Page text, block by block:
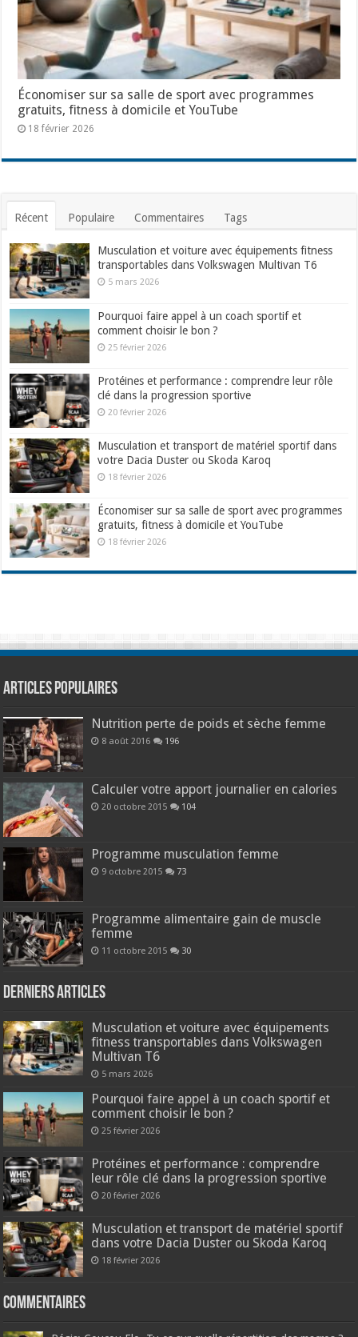
Économiser sur sa salle de sport avec programmes
gratuits, fitness à domicile et YouTube
18 février 2026
Récent Populaire Commentaires Tags
Musculation et voiture avec équipements fitness
transportables dans Volkswagen Multivan T6
5 mars 2026
Pourquoi faire appel à un coach sportif et
comment choisir le bon ?
25 février 2026
Protéines et performance : comprendre leur rôle
clé dans la progression sportive
20 février 2026
Musculation et transport de matériel sportif dans
votre Dacia Duster ou Skoda Karoq
18 février 2026
Économiser sur sa salle de sport avec programmes
gratuits, fitness à domicile et YouTube
18 février 2026
Articles populaires
Nutrition perte de poids et sèche femme
8 août 2016 196
Calculer votre apport journalier en calories
20 octobre 2015 104
Programme musculation femme
9 octobre 2015 73
Programme alimentaire gain de muscle
femme
11 octobre 2015 30
Derniers articles
Musculation et voiture avec équipements
fitness transportables dans Volkswagen
Multivan T6
5 mars 2026
Pourquoi faire appel à un coach sportif et
comment choisir le bon ?
25 février 2026
Protéines et performance : comprendre
leur rôle clé dans la progression sportive
20 février 2026
Musculation et transport de matériel sportif
dans votre Dacia Duster ou Skoda Karoq
18 février 2026
Commentaires